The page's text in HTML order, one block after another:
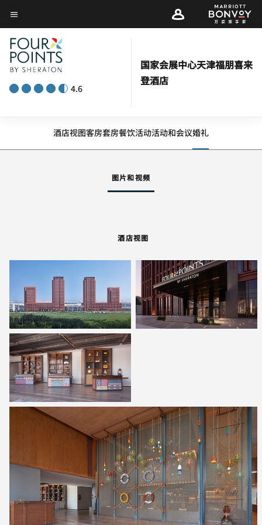
Skip
to
main
content
菜单文本
4.6
国家会展中心天津福朋喜来
登酒店
酒店视图客房套房餐饮活动活动和会议婚礼
图片和视频
酒店视图